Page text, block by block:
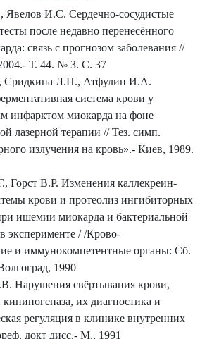
И.С. Сердечно-сосудистые
после недавно перенесённого
связь с прогнозом заболевания //
Т. 44. № 3. С. 37
Сридкина Л.П., Атфулин И.А.
система крови у
инфарктом миокарда на фоне
лазерной терапии // Тез. симп.
излучения на кровь».- Киев, 1989.
Горст В.Р. Изменения каллекреин-
крови и протеолиз ингибиторных
ишемии миокарда и бактериальной
эксперименте / /Крово-
и иммунокомпетентные органы: Сб.
1990
Нарушения свёртывания крови,
их диагностика и
регуляция в клинике внутренних
докт дисс.- М., 1991